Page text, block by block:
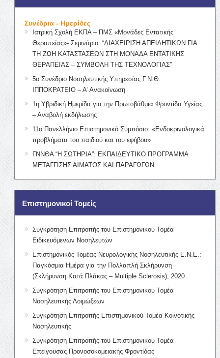
Συνέδρια - Ημερίδες
Ιατρική Σχολή ΕΚΠΑ – ΠΜΣ «Μονάδες Εντατικής
Θεραπείας»- Σεμινάριο: “ΔΙΑΧΕΙΡΙΣΗ ΑΠΕΙΛΗΤΙΚΩΝ ΓΙΑ
ΤΗ ΖΩΗ ΚΑΤΑΣΤΑΣΕΩΝ ΣΤΗ ΜΟΝΑΔΑ ΕΝΤΑΤΙΚΗΣ
ΘΕΡΑΠΕΙΑΣ – ΣΥΜΒΟΛΗ ΤΗΣ ΤΕΧΝΟΛΟΓΙΑΣ”
5ο Συνέδριο Νοσηλευτικής Υπηρεσίας Γ.Ν.Θ.
ΙΠΠΟΚΡΑΤΕΙΟ – Α’ Ανακοίνωση
1η Υβριδική Ημερίδα για την Πρωτοβάθμια Φροντίδα Υγείας
– Αναβολή εκδήλωσης
11ο Πανελλήνιο Επιστημονικό Συμπόσιο: «Ενδοκρινολογικά
προβλήματα του παιδιού και του εφήβου»
ΓΝΝΘΑ “Η ΣΩΤΗΡΙΑ”: ΕΚΠΑΙΔΕΥΤΙΚΟ ΠΡΟΓΡΑΜΜΑ
ΜΕΤΑΓΓΙΣΗΣ ΑΙΜΑΤΟΣ ΚΑΙ ΠΑΡΑΓΩΓΩΝ
Επιστημονικοί Τομείς
Συγκρότηση Επιτροπής του Επιστημονικού Τομέα
Ειδικευόμενων Νοσηλευτών
Επιστημονικός Τομέας Νευρολογικής Νοσηλευτικής Ε.Ν.Ε.:
Παγκόσμια Ημέρα για την Πολλαπλή Σκλήρυνση
(Σκλήρυνση Κατά Πλάκας – Multiple Sclerosis), 2020
Συγκρότηση Επιτροπής του Επιστημονικού Τομέα
Νοσηλευτικής Λοιμώξεων
Συγκρότηση Επιτροπής Επιστημονικού Τομέα Κοινοτικής
Νοσηλευτικής
Συγκρότηση Επιτροπής του Επιστημονικού Τομέα
Επείγουσας Προνοσοκομειακής Φροντίδας